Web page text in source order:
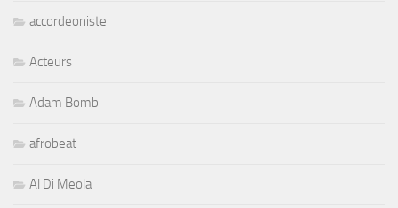
accordeoniste
Acteurs
Adam Bomb
afrobeat
Al Di Meola